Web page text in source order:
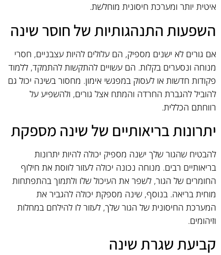
איטית יותר ומערכת חיסונית מוחלשת.
השפעות התנהגותיות של חוסר שינה
אם גורים לא ישנים מספיק, הם עלולים להיות עצבניים, חסרי
מנוחה ונסערים בקלות. הם עשויים להתקשות להתמקד, ללמוד
פקודות חדשות או לעסוק במפגשי אימון. מחסור בשינה יכול גם
להוביל להגברת החרדה והמתח אצל גורים, ולהשפיע על
רווחתם הכללית.
יתרונות בריאותיים של שינה מספקת
להבטיח שהגור שלך ישנה מספיק יכולה להיות יתרונות
בריאותיים רבים. מנוחה נכונה יכולה לעזור לווסת את חילוף
החומרים של הגור, לשפר את העיכול שלו ולתמוך בהתפתחות
מוחית בריאה. בנוסף, שינה מספקת יכולה להגביר את
המערכת החיסונית של הגור שלך, לעזור לו להילחם במחלות
וזיהומים.
קביעת שגרת שינה